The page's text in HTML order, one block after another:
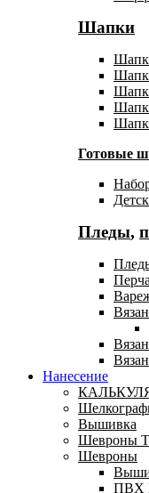
Шапки
Готовые
Пледы,
Нанесение
Вышивка
Шевроны
Шевроны
ПВХ